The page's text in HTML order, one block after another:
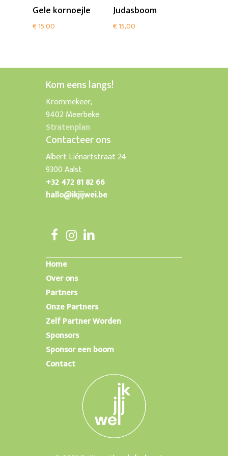
Add To Cart
Gele kornoejle
€ 15,00
Judasboom
€ 15,00
Kom eens langs!
Krommekeer,
9402 Meerbeke
Stratenplan
Contacteer ons
Albert Liénartstraat 24
9300 Aalst
+32 472 81 82 66
hallo@ikjijwei.be
Home
Over ons
Partners
Onze Partners
Zelf Partner Worden
Sponsors
Sponsor een boom
Contact